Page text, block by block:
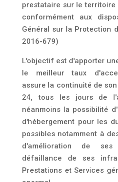
prestataire sur le territoire
conformément aux
Général sur la Protection
2016-679)
L'objectif est d'apporter
le meilleur taux
assure la continuité de
24, tous les jours de
néanmoins la possibilité
d'hébergement pour les
possibles notamment à
d'amélioration de
défaillance de ses
Prestations et Services